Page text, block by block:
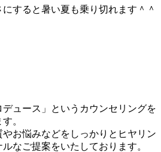
すると暑い夏も乗り切れます＾＾
ュース」というカウンセリングを
。
お悩みなどをしっかりとヒヤリン
なご提案をいたしております。